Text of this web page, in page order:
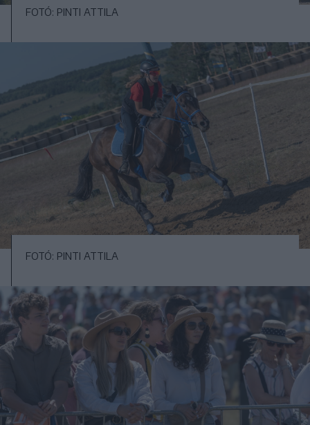
FOTÓ: PINTI ATTILA
FOTÓ: PINTI ATTILA